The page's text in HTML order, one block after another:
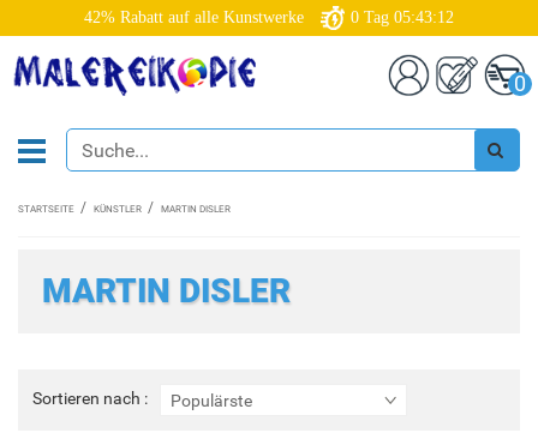
42% Rabatt auf alle Kunstwerke 0 Tag 05:43:12
0
STARTSEITE KÜNSTLER MARTIN DISLER
MARTIN DISLER
Sortieren nach : Populärste
Sortieren
nach